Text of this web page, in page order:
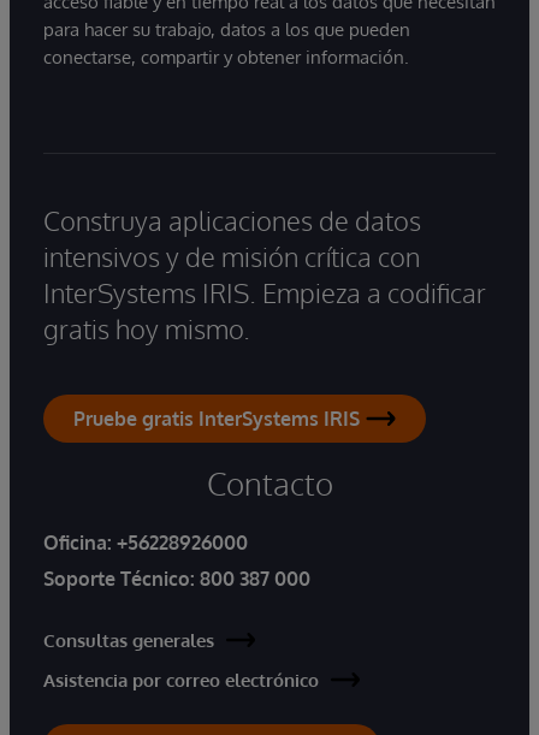
para hacer su trabajo, datos a los que pueden
conectarse, compartir y obtener información.
Construya aplicaciones de datos
intensivos y de misión crítica con
InterSystems IRIS. Empieza a codificar
gratis hoy mismo.
Pruebe gratis InterSystems IRIS
Contacto
Oficina: +56228926000
Soporte Técnico: 800 387 000
Consultas generales
Asistencia por correo electrónico